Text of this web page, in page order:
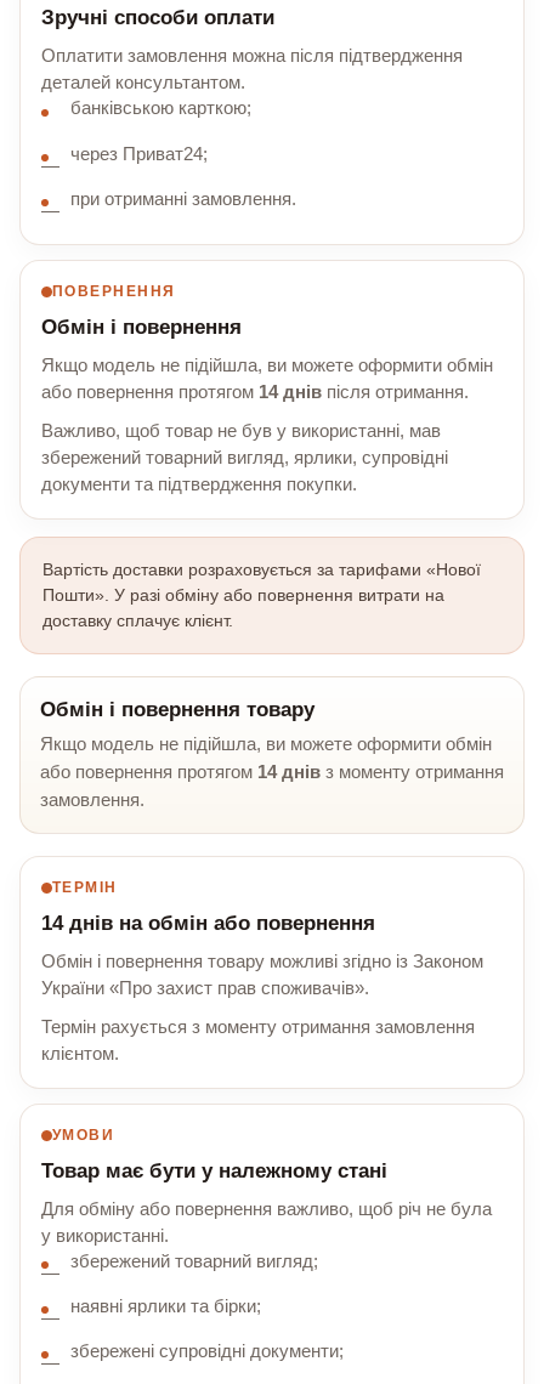
Зручні способи оплати
Оплатити замовлення можна після підтвердження
деталей консультантом.
банківською карткою;
через Приват24;
при отриманні замовлення.
ПОВЕРНЕННЯ
Обмін і повернення
Якщо модель не підійшла, ви можете оформити обмін
або повернення протягом 14 днів після отримання.
Важливо, щоб товар не був у використанні, мав
збережений товарний вигляд, ярлики, супровідні
документи та підтвердження покупки.
Вартість доставки розраховується за тарифами «Нової
Пошти». У разі обміну або повернення витрати на
доставку сплачує клієнт.
Обмін і повернення товару
Якщо модель не підійшла, ви можете оформити обмін
або повернення протягом 14 днів з моменту отримання
замовлення.
ТЕРМІН
14 днів на обмін або повернення
Обмін і повернення товару можливі згідно із Законом
України «Про захист прав споживачів».
Термін рахується з моменту отримання замовлення
клієнтом.
УМОВИ
Товар має бути у належному стані
Для обміну або повернення важливо, щоб річ не була
у використанні.
збережений товарний вигляд;
наявні ярлики та бірки;
збережені супровідні документи;